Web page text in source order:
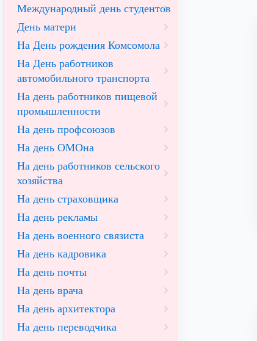
Международный день студентов
День матери
На День рождения Комсомола
На День работников
автомобильного транспорта
На день работников пищевой
промышленности
На день профсоюзов
На день ОМОна
На день работников сельского
хозяйства
На день страховщика
На день рекламы
На день военного связиста
На день кадровика
На день почты
На день врача
На день архитектора
На день переводчика